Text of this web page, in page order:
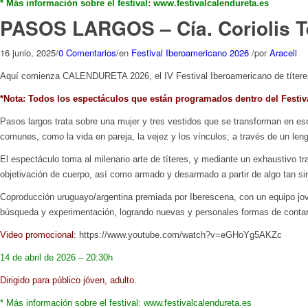
* Más información sobre el festival: www.festivalcalendureta.es
PASOS LARGOS – Cía. Coriolis
16 junio, 2025/0 Comentarios/en Festival Iberoamericano 2026 /porAraceli
Aquí comienza CALENDURETA 2026, el IV Festival Iberoamericano de
*Nota: Todos los espectáculos que están programados dentro del
Pasos largos trata sobre una mujer y tres vestidos que se transforman en
comunes, como la vida en pareja, la vejez y los vínculos; a través de un
El espectáculo toma al milenario arte de títeres, y mediante un exhaustivo
objetivación de cuerpo, así como armado y desarmado a partir de algo tan
Coproducción uruguayo/argentina premiada por Iberescena, con un equipo
búsqueda y experimentación, logrando nuevas y personales formas de
Video promocional: https://www.youtube.com/watch?v=eGHoYg5AKZc
14 de abril de 2026 – 20:30h
Dirigido para público jóven, adulto.
* Más información sobre el festival: www.festivalcalendureta.es